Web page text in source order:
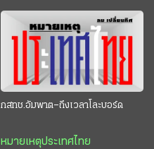
กสทช.อัมพาต–ถึงเวลาโละบอร์ด
หมายเหตุประเทศไทย